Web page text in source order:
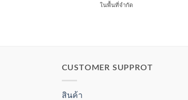
ในพื้นที่จำกัด
CUSTOMER SUPPROT
สินค้า